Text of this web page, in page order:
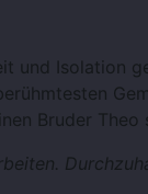
und Isolation
Bruder